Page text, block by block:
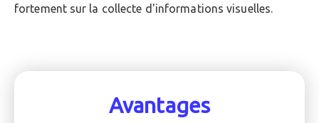
fortement sur la collecte d'informations visuelles.
Avantages